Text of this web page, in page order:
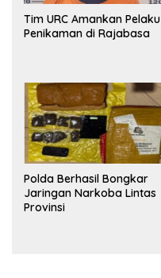
Tim URC Amankan Pelaku
Penikaman di Rajabasa
Polda Berhasil Bongkar
Jaringan Narkoba Lintas
Provinsi